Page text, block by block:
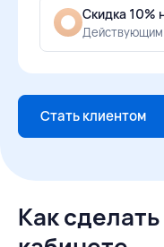
Скидка 10%
Действующим
Стать клиентом
Как